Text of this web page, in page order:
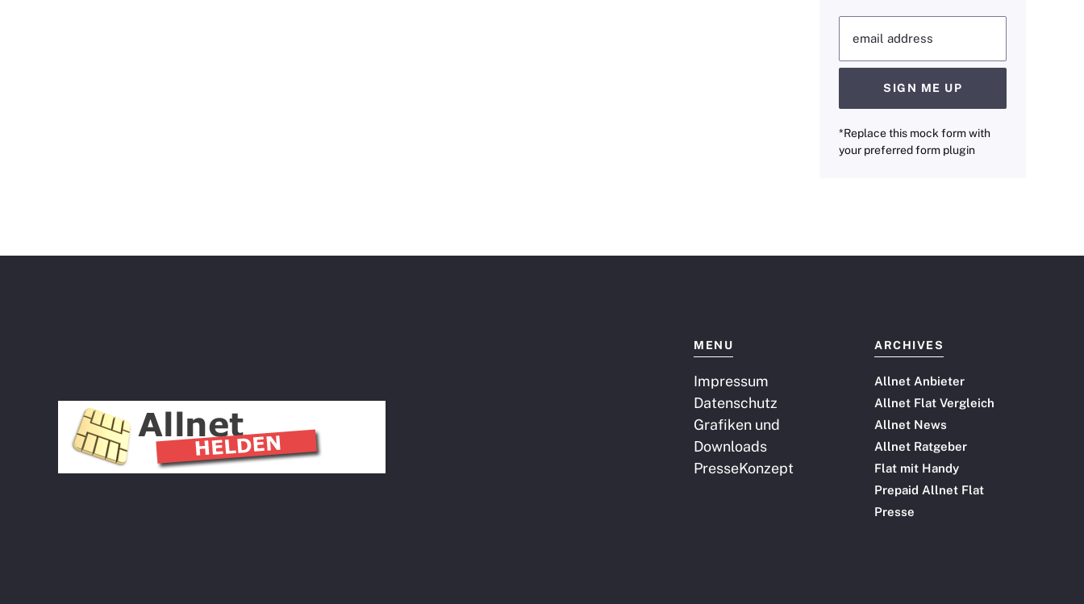
email address
SIGN ME UP
*Replace this mock form with
your preferred form plugin
MENU
Impressum
Datenschutz
Grafiken und
Downloads
PresseKonzept
ARCHIVES
Allnet Anbieter
Allnet Flat Vergleich
Allnet News
Allnet Ratgeber
Flat mit Handy
Prepaid Allnet Flat
Presse